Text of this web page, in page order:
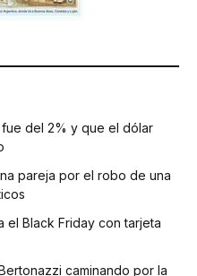
del 2% y que el dólar
pareja por el robo de una
el Black Friday con tarjeta
caminando por la